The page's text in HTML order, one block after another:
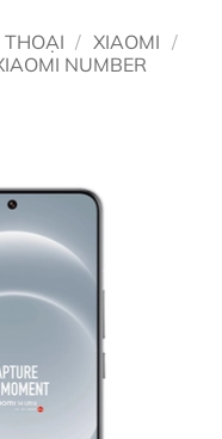
/ XIAOMI /
NUMBER